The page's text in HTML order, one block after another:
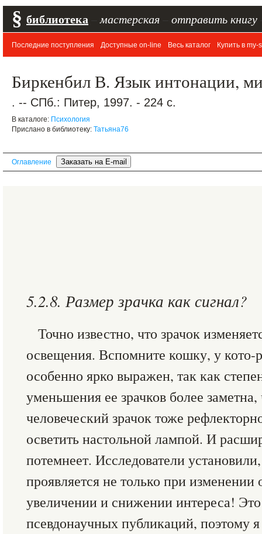
§ библиотека мастерская отправить книгу
Последние поступления Доступные on-line Весь каталог Купить в my-
Биркенбил В. Язык интонации,
. -- СПб.: Питер, 1997. - 224 с.
В каталоге: Психология
Прислано в библиотеку: Татьяна76
Оглавление
5.2.8. Размер зрачка как сигнал?
Точно известно, что зрачок
освещения. Вспомните кошку, у кото-
особенно ярко выражен, так как
уменьшения ее зрачков более
человеческий зрачок тоже
осветить настольной лампой. И
потемнеет. Исследователи
проявляется не только при
увеличении и снижении интереса!
псевдонаучных публикаций, поэтому